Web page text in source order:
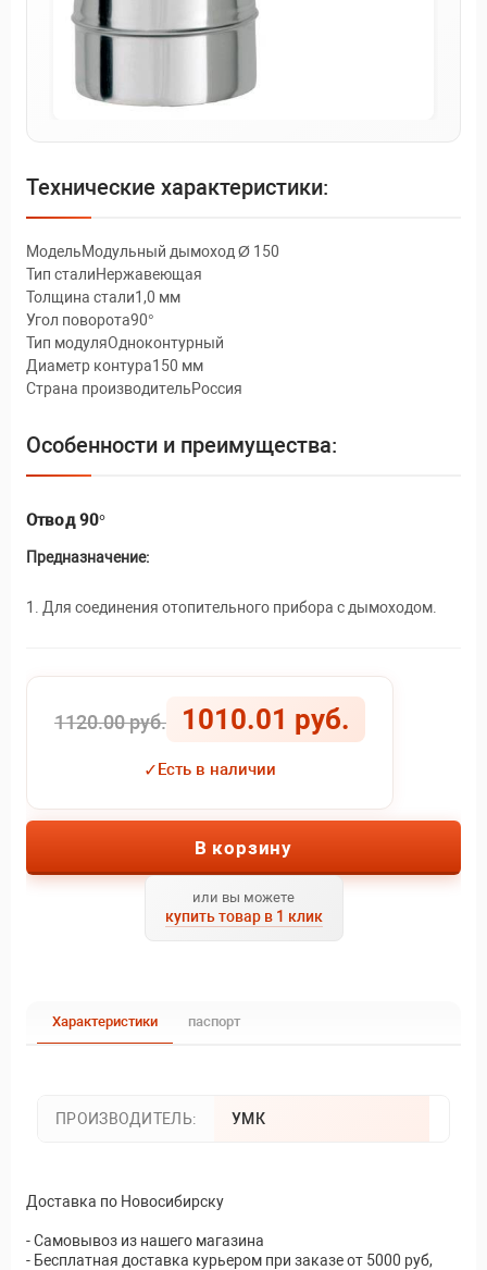
Технические характеристики:
МодельМодульный дымоход Ø 150
Тип сталиНержавеющая
Толщина стали1,0 мм
Угол поворота90°
Тип модуляОдноконтурный
Диаметр контура150 мм
Страна производительРоссия
Особенности и преимущества:
Отвод 90°
Предназначение:
1. Для соединения отопительного прибора с дымоходом.
1120.00 руб. 1010.01 руб.
✓Есть в наличии
В корзину
или вы можете
купить товар в 1 клик
Характеристики паспорт
ПРОИЗВОДИТЕЛЬ: УМК
Доставка по Новосибирску
- Самовывоз из нашего магазина
- Бесплатная доставка курьером при заказе от 5000 руб,